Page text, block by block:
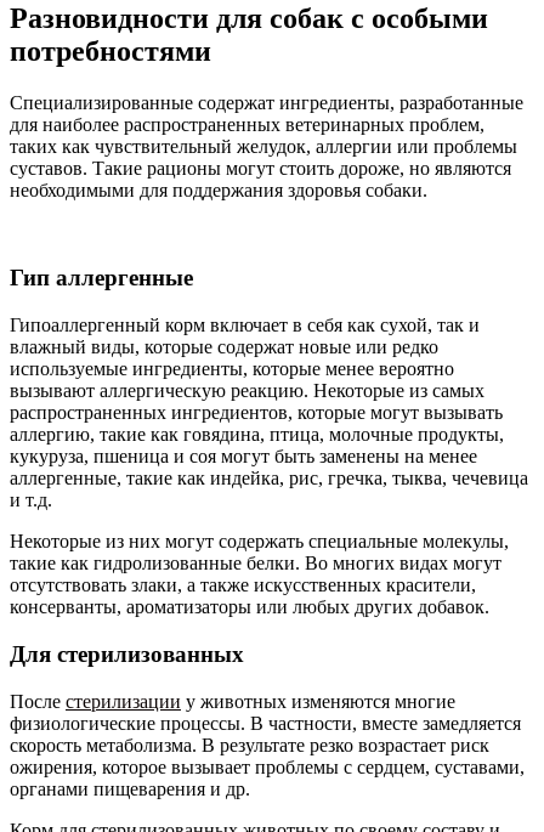
Разновидности для собак с особыми
потребностями
Специализированные содержат ингредиенты, разработанные
для наиболее распространенных ветеринарных проблем,
таких как чувствительный желудок, аллергии или проблемы
суставов. Такие рационы могут стоить дороже, но являются
необходимыми для поддержания здоровья собаки.
Гип аллергенные
Гипоаллергенный корм включает в себя как сухой, так и
влажный виды, которые содержат новые или редко
используемые ингредиенты, которые менее вероятно
вызывают аллергическую реакцию. Некоторые из самых
распространенных ингредиентов, которые могут вызывать
аллергию, такие как говядина, птица, молочные продукты,
кукуруза, пшеница и соя могут быть заменены на менее
аллергенные, такие как индейка, рис, гречка, тыква, чечевица
и т.д.
Некоторые из них могут содержать специальные молекулы,
такие как гидролизованные белки. Во многих видах могут
отсутствовать злаки, а также искусственных красители,
консерванты, ароматизаторы или любых других добавок.
Для стерилизованных
После стерилизации у животных изменяются многие
физиологические процессы. В частности, вместе замедляется
скорость метаболизма. В результате резко возрастает риск
ожирения, которое вызывает проблемы с сердцем, суставами,
органами пищеварения и др.